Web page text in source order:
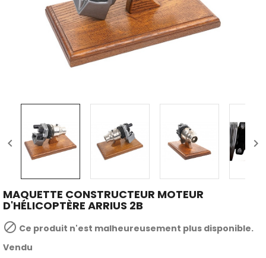
 
MAQUETTE CONSTRUCTEUR MOTEUR
D'HÉLICOPTÈRE ARRIUS 2B
 Ce produit n'est malheureusement plus disponible.
Vendu